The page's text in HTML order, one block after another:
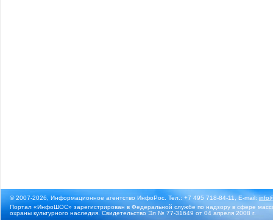
© 2007-2026, Информационное агентство ИнфоРос. Тел.: +7 495 718-84-11, E-mail:
Портал «ИнфоШОС» зарегистрирован в Федеральной службе по надзору в сфере
охраны культурного наследия. Свидетельство Эл № 77-31649 от 04 апреля 2008 г.